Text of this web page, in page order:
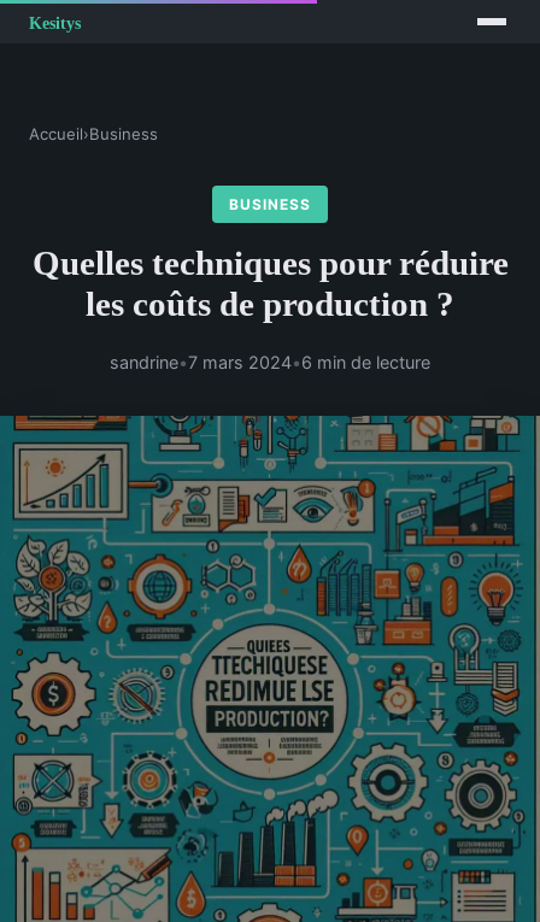
Accueil›Business
BUSINESS
Quelles techniques pour réduire
les coûts de production ?
sandrine•7 mars 2024•6 min de lecture